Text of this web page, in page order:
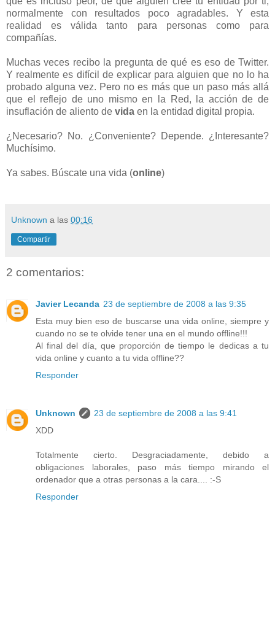
normalmente con resultados poco agradables. Y esta
realidad es válida tanto para personas como para
compañías.
Muchas veces recibo la pregunta de qué es eso de Twitter.
Y realmente es difícil de explicar para alguien que no lo ha
probado alguna vez. Pero no es más que un paso más allá
que el reflejo de uno mismo en la Red, la acción de de
insuflación de aliento de vida en la entidad digital propia.
¿Necesario? No. ¿Conveniente? Depende. ¿Interesante?
Muchísimo.
Ya sabes. Búscate una vida (online)
Unknown a las 00:16
Compartir
2 comentarios:
Javier Lecanda 23 de septiembre de 2008 a las 9:35
Esta muy bien eso de buscarse una vida online, siempre y
cuando no se te olvide tener una en el mundo offline!!!
Al final del día, que proporción de tiempo le dedicas a tu
vida online y cuanto a tu vida offline??
Responder
Unknown
23 de septiembre de 2008 a las 9:41
XDD
Totalmente cierto. Desgraciadamente, debido a
obligaciones laborales, paso más tiempo mirando el
ordenador que a otras personas a la cara.... :-S
Responder